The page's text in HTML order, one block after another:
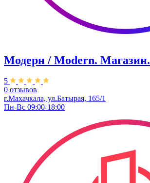
Модерн / Modern. Магазин.
5
0 отзывов
г.Махачкала, ул.Батырая, 165/1
Пн-Вс 09:00-18:00